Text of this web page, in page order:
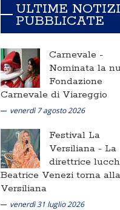
ULTIME
PUBBLICATE
Carnevale -
Nominata la
Fondazione
Carnevale di Viareggio
venerdì 7 agosto 2026
Festival La
Versiliana - La
direttrice
Beatrice Venezi torna alla
Versiliana
venerdì 31 luglio 2026